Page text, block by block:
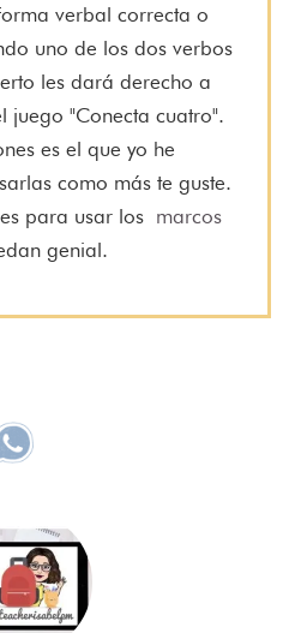
verbal correcta o
uno de los dos verbos
les dará derecho a
juego "Conecta cuatro".
es el que yo he
como más te guste.
para usar los marcos
genial.